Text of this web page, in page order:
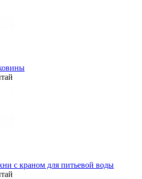
с краном для питьевой воды